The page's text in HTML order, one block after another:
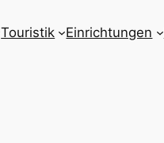
Touristik Einrichtungen